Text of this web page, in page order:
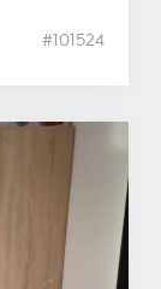
#101524